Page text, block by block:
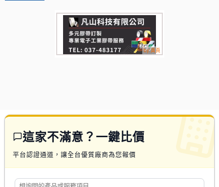
這家不滿意？一鍵比價
平台認證通道，讓全台優質廠商為您報價